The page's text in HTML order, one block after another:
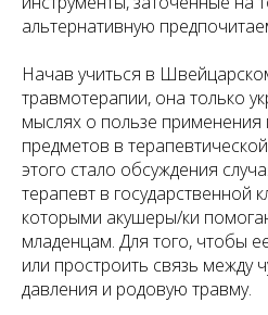
альтернативную
Начав учиться в
травмотерапии, она только
мыслях о пользе
предметов в
этого стало обсуждения
терапевт в государственной
которыми акушеры/ки
младенцам. Для того, чтобы
или простроить связь между
давления и родовую травму.